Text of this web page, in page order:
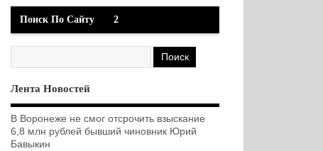
Поиск По Сайту 2
Лента Новостей
В Воронеже не смог отсрочить взыскание
6,8 млн рублей бывший чиновник Юрий
Бавыкин